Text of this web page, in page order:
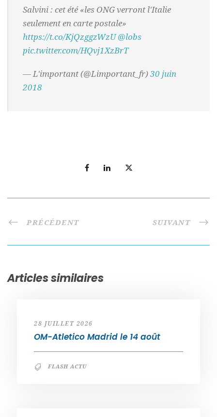
Salvini : cet été «les ONG verront l'Italie
seulement en carte postale»
https://t.co/KjQzggzWzU @lobs
pic.twitter.com/HQvj1XzBrT
— L'important (@Limportant_fr)30 juin
2018
PRÉCÉDENT SUIVANT
Articles similaires
28 JUILLET 2026
OM-Atletico Madrid le 14 août
FLASH ACTU